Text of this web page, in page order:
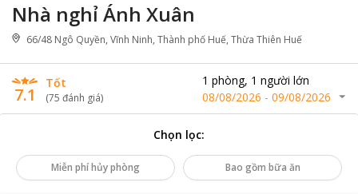
Nhà nghỉ Ánh Xuân
66/48 Ngô Quyền, Vĩnh Ninh, Thành phố Huế, Thừa Thiên Huế
7.1
Tốt
(75 đánh giá)
1 phòng, 1 người lớn
08/08/2026 - 09/08/2026
Chọn lọc:
Miễn phí hủy phòng Bao gồm bữa ăn